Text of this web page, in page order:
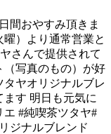
間おやすみ頂きま
）より通常営業と
ヤさんで提供されて
（写真のもの）が好
ヤオリジナルブレ
す️ 明日も元気に
エ #純喫茶ツタヤ#
ジナルブレンド